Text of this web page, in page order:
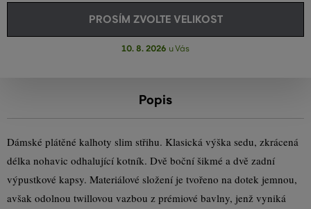
PROSÍM ZVOLTE VELIKOST
10. 8. 2026 u Vás
Popis
Dámské plátěné kalhoty slim střihu. Klasická výška sedu, zkrácená
délka nohavic odhalující kotník. Dvě boční šikmé a dvě zadní
výpustkové kapsy. Materiálové složení je tvořeno na dotek jemnou,
avšak odolnou twillovou vazbou z prémiové bavlny, jenž vyniká